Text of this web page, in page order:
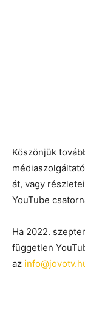
Köszönjük
át, vagy
YouTube
Ha 2022.
független
az